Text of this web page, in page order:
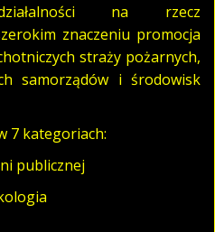
na rzecz
znaczeniu promocja
straży pożarnych,
samorządów i środowisk
7 kategoriach:
publicznej